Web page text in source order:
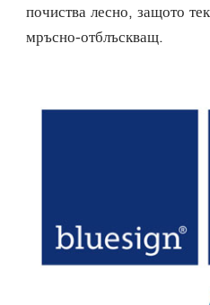
почиства лесно, защото
мръсно-отблъскващ.